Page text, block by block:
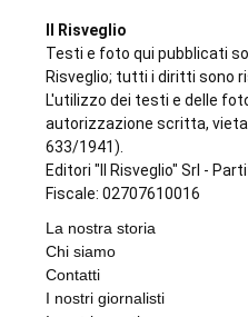
GIOVANI IN TV
Edoardo Colombatto
La Ruota della
100 e lode
Angela Pastore